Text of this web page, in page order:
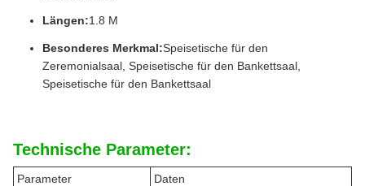
Längen:1.8 M
Besonderes Merkmal:Speisetische für den
Zeremonialsaal, Speisetische für den Bankettsaal,
Speisetische für den Bankettsaal
Technische Parameter:
Parameter
Daten